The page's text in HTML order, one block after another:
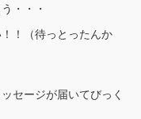
・・・
！（待っとったんか
セージが届いてびっく